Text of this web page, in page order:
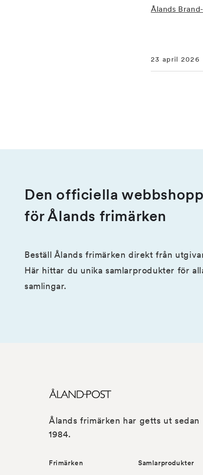
Ålands
23 april 2026
Den officiella
för Ålands frimärken
Beställ Ålands frimärken direkt från
Här hittar du unika samlarprodukter för
samlingar.
Ålands frimärken har getts ut sedan
1984.
Frimärken Samlarprodukter